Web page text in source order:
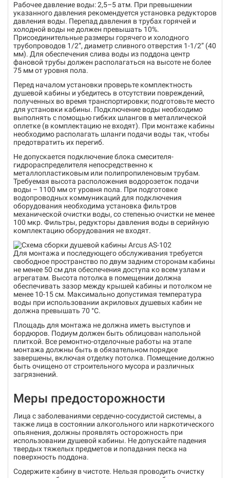
Рабочее давление воды: 2,5–5 атм. При превышении
указанного давления рекомендуется установка редукторов
давления воды. Перепад давления в трубах горячей и
холодной воды не должен превышать 10%.
Присоединительные размеры горячего и холодного
трубопроводов 1/2”, диаметр сливного отверстия 1-1/2” (40
мм). Для обеспечения слива воды из поддона центр
фановой трубы должен располагаться на высоте не более
75 мм от уровня пола.
Перед началом установки проверьте комплектность
душевой кабины и убедитесь в отсутствии повреждений,
полученных во время транспортировки; подготовьте место
для установки кабины. Подключение воды необходимо
выполнять с помощью гибких шлангов в металлической
оплетке (в комплектацию не входят). При монтаже кабины
необходимо располагать шланги подачи воды так, чтобы
предотвратить их перегиб.
Не допускается подключение блока смесителя-
гидрораспределителя непосредственно к
металлопластиковым или полипропиленовым трубам.
Требуемая высота расположения водорозеток подачи
воды – 1100 мм от уровня пола. При подготовке
водопроводных коммуникаций для подключения
оборудования необходима установка фильтров
механической очистки воды, со степенью очистки не менее
100 мкр. Фильтры, редукторы давления воды в серийную
комплектацию оборудования не входят.
Для монтажа и последующего обслуживания требуется
свободное пространство по двум задним сторонам кабины
не менее 50 см для обеспечения доступа ко всем узлам и
агрегатам. Высота потолка в помещении должна
обеспечивать зазор между крышей кабины и потолком не
менее 10-15 см. Максимально допустимая температура
воды при использовании акриловых душевых кабин не
должна превышать 70 °С.
Площадь для монтажа не должна иметь выступов и
бордюров. Подиум должен быть облицован напольной
плиткой. Все ремонтно-отделочные работы на этапе
монтажа должны быть в обязательном порядке
завершены, включая отделку потолка. Помещение должно
быть очищено от строительного мусора и различных
загрязнений.
Меры предосторожности
Лица с заболеваниями сердечно-сосудистой системы, а
также лица в состоянии алкогольного или наркотического
опьянения, должны проявлять осторожность при
использовании душевой кабины. Не допускайте падения
твердых тяжелых предметов и попадания песка на
поверхность поддона.
Содержите кабину в чистоте. Нельзя проводить очистку